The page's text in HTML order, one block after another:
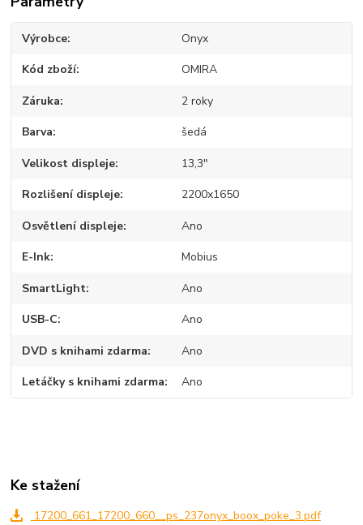
Výrobce Onyx
Kód zboží OMIRA
Záruka 2 roky
Barva šedá
Velikost displeje 13,3"
Rozlišení displeje 2200x1650
Osvětlení displeje Ano
E-Ink Mobius
SmartLight Ano
USB-C Ano
DVD s knihami zdarma Ano
Letáčky s knihami zdarma Ano
Ke stažení
17200_661_17200_660__ps_237onyx_boox_poke_3.pdf